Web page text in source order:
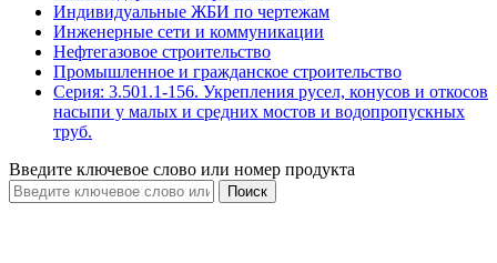
Индивидуальные ЖБИ по чертежам
Инженерные сети и коммуникации
Нефтегазовое строительство
Промышленное и гражданское строительство
Серия: 3.501.1-156. Укрепления русел, конусов и откосов
насыпи у малых и средних мостов и водопропускных
труб.
Введите ключевое слово или номер продукта